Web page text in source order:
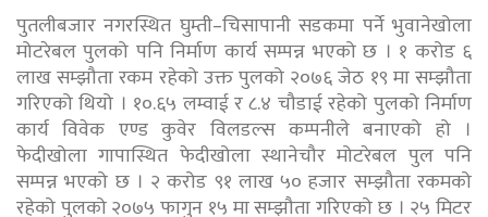
पुतलीबजार नगरस्थित घुम्ती–चिसापानी सडकमा पर्ने भुवानेखोला
मोटरेबल पुलको पनि निर्माण कार्य सम्पन्न भएको छ । १ करोड ६
लाख सम्झौता रकम रहेको उक्त पुलको २०७६ जेठ १९ मा सम्झौता
गरिएको थियो । १०.६५ लम्वाई र ८.४ चौडाई रहेको पुलको निर्माण
कार्य विवेक एण्ड कुवेर विलडल्स कम्पनीले बनाएको हो ।
फेदीखोला गापास्थित फेदीखोला स्थानेचौर मोटरेबल पुल पनि
सम्पन्न भएको छ । २ करोड ९१ लाख ५० हजार सम्झौता रकमको
रहेको पुलको २०७५ फागुन १५ मा सम्झौता गरिएको छ । २५ मिटर